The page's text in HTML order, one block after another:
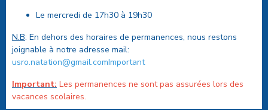
Le mercredi de 17h30 à 19h30
N.B: En dehors des horaires de permanences, nous restons
joignable à notre adresse mail:
usro.natation@gmail.comImportant
Important: Les permanences ne sont pas assurées lors des
vacances scolaires.